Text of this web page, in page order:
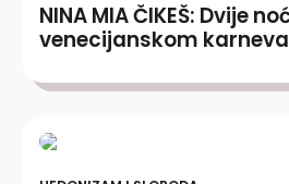
NINA MIA ČIKEŠ: Dvije
venecijanskom